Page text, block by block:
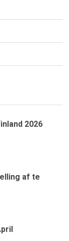
2026
af te